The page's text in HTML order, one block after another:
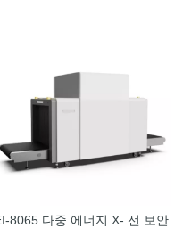
8065 다중 에너지 X- 선 보안